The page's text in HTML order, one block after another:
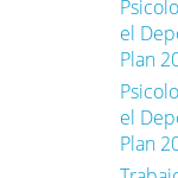
el
Plan
el
Plan